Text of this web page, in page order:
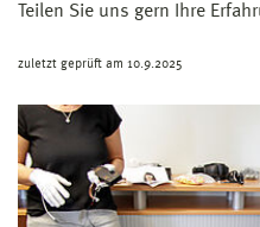
Teilen Sie uns gern Ihre
zuletzt geprüft am 10.9.2025